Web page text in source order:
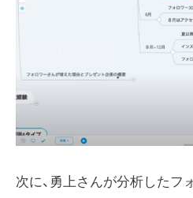
次に、勇上さんが分析したフ